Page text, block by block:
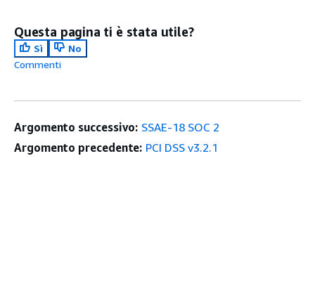
Questa pagina ti è stata utile?
Sì
No
Commenti
Argomento successivo: SSAE-18 SOC 2
Argomento precedente: PCI DSS v3.2.1